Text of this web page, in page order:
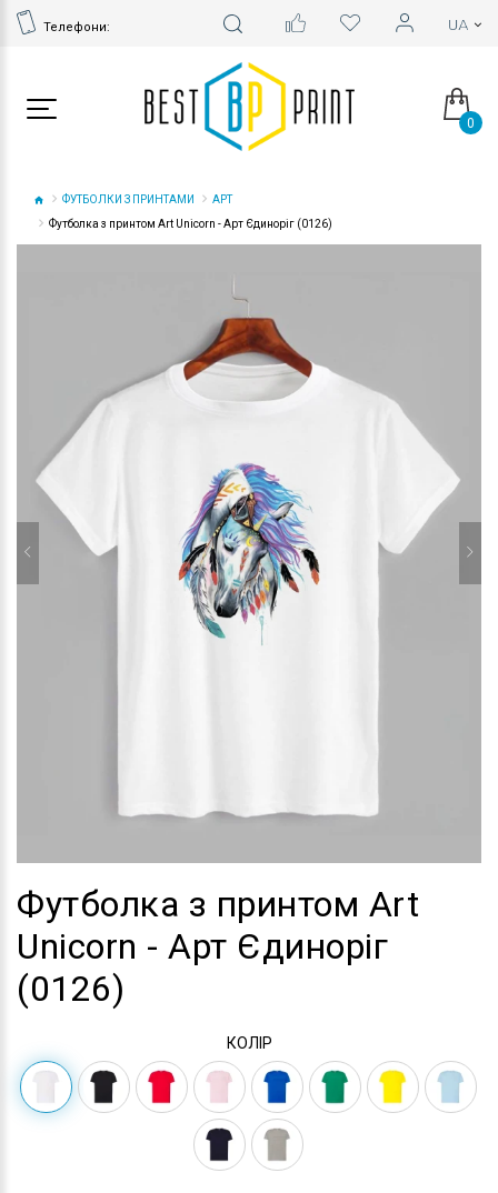
Телефони:
0
ФУТБОЛКИ З ПРИНТАМИ
АРТ
Футболка з принтом Art Unicorn - Арт Єдиноріг (0126)
Футболка з принтом Art
Unicorn - Арт Єдиноріг
(0126)
КОЛІР